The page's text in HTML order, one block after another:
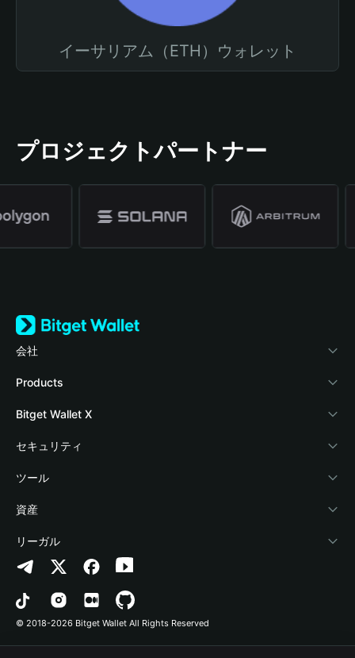
イーサリアム（ETH）ウォレット
プロジェクトパートナー
会社
Bitget Walletについて
ブログ
アカデミー
暗号資産ニュース
Help Center
お問い合わせ
ブランドリソース
キャリア
Products
Crypto Card
Stablecoin Earn
Payfi Crypto
Crypto Swap API
Altcoin Season Index
Prediction Markets
DApp
Bitget Wallet X
デベロッパー
ウォレットを接続
Bitget Wallet Pay
プロジェクトを掲載
セキュリティ
保護基金
セキュリティ技術
ツール
暗号資産を購入
認証検出
コントラクト検出
一括送金
資産
Arbitrum
Avalanche
Bitcoin
リーガル
プライバシーポリシー
利用規約
© 2018-2026 Bitget Wallet All Rights Reserved